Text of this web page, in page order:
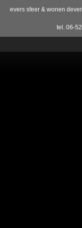
evers sfeer & wonen
tel. 06-